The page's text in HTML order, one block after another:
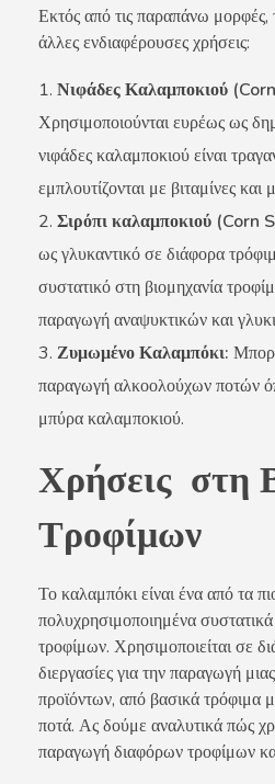
Εκτός από τις παραπάνω μορφές,
άλλες ενδιαφέρουσες χρήσεις:
Νιφάδες Καλαμποκιού
Χρησιμοποιούνται ευρέως ως
νιφάδες καλαμποκιού είναι
εμπλουτίζονται με βιταμίνες και
Σιρόπι καλαμποκιού (Corn
ως γλυκαντικό σε διάφορα
συστατικό στη βιομηχανία
παραγωγή αναψυκτικών και
Ζυμωμένο Καλαμπόκι:
παραγωγή αλκοολούχων ποτών
μπύρα καλαμποκιού.
Χρήσεις στη
Τροφίμων
Το καλαμπόκι είναι ένα από τα
πολυχρησιμοποιημένα
τροφίμων. Χρησιμοποιείται σε
διεργασίες για την παραγωγή
προϊόντων, από βασικά τρόφιμα
ποτά. Ας δούμε αναλυτικά πώς
παραγωγή διαφόρων τροφίμων